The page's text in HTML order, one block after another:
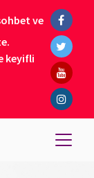
ve
keyifli